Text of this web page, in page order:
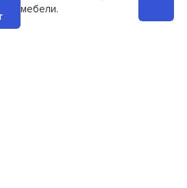
мебели.